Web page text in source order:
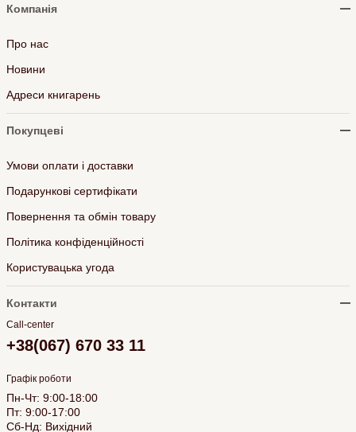
Компанія
Про нас
Новини
Адреси книгарень
Покупцеві
Умови оплати і доставки
Подарункові сертифікати
Повернення та обмін товару
Політика конфіденційності
Користувацька угода
Контакти
Call-center
+38(067) 670 33 11
Графік роботи
Пн-Чт: 9:00-18:00
Пт: 9:00-17:00
Сб-Нд: Вихідний